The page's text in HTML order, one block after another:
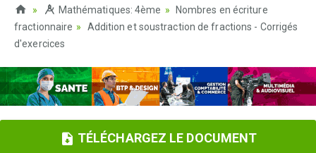
Mathématiques: 4ème
Nombres en écriture
fractionnaire
Addition et soustraction de fractions - Corrigés
d'exercices
TÉLÉCHARGEZ LE DOCUMENT